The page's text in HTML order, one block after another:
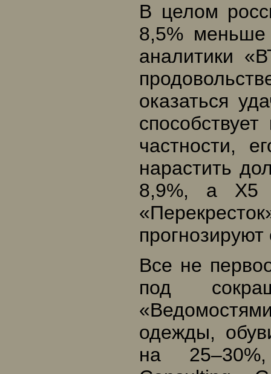
В целом
8,5%
аналитики
оказаться
частности,
нарастить
8,9%, а X5
прогнозируют
Все не
под
одежды,
на